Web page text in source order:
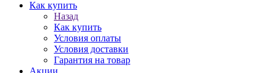
Как купить
Назад
Как купить
Условия оплаты
Условия доставки
Гарантия на товар
Акции